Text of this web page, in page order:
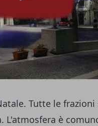
Tutte le
L'atmosfera è